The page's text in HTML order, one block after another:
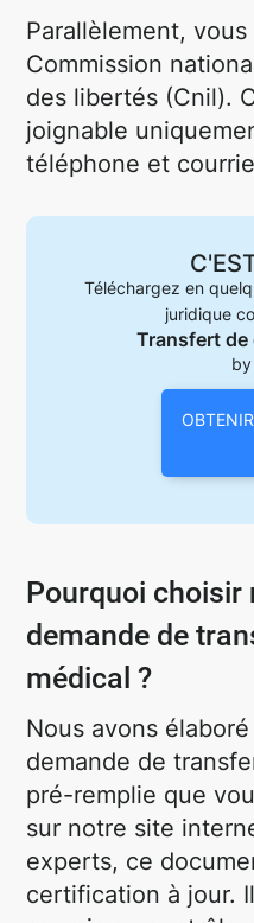
Parallèlement,
Commission
des libertés (Cnil).
joignable
téléphone et
Téléchargez en
juridique
Transfert de
by
Pourquoi choisir
demande de
médical ?
Nous avons
demande de
pré-remplie que
sur notre site
experts, ce
certification à jour.